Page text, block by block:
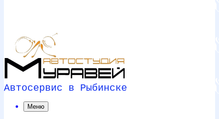
Автосервис в Рыбинске
Меню